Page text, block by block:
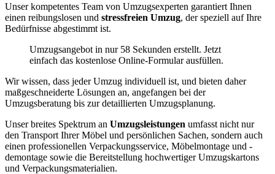
Unser kompetentes Team von Umzugsexperten garantiert Ihnen
einen reibungslosen und stressfreien Umzug, der speziell auf Ihre
Bedürfnisse abgestimmt ist.
Umzugsangebot in nur 58 Sekunden erstellt. Jetzt
einfach das kostenlose Online-Formular ausfüllen.
Wir wissen, dass jeder Umzug individuell ist, und bieten daher
maßgeschneiderte Lösungen an, angefangen bei der
Umzugsberatung bis zur detaillierten Umzugsplanung.
Unser breites Spektrum an Umzugsleistungen umfasst nicht nur
den Transport Ihrer Möbel und persönlichen Sachen, sondern auch
einen professionellen Verpackungsservice, Möbelmontage und -
demontage sowie die Bereitstellung hochwertiger Umzugskartons
und Verpackungsmaterialien.